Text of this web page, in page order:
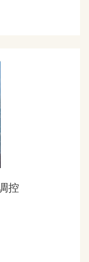
控